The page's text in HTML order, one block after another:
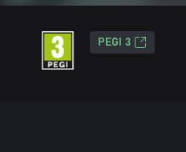
PEGI 3